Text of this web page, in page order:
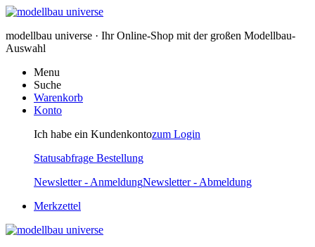
modellbau universe · Ihr Online-Shop mit der großen Modellbau-
Auswahl
Menu
Suche
Warenkorb
Konto
Ich habe ein Kundenkontozum Login
Statusabfrage Bestellung
Newsletter - AnmeldungNewsletter - Abmeldung
Merkzettel